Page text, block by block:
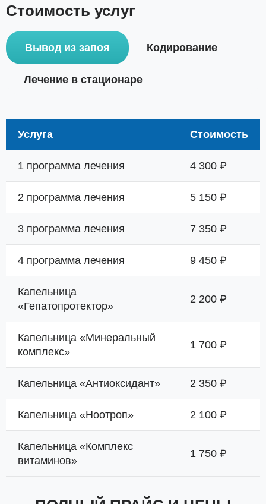
Стоимость услуг
Вывод из запоя Кодирование
Лечение в стационаре
Услуга Стоимость
1 программа лечения 4 300 ₽
2 программа лечения 5 150 ₽
3 программа лечения 7 350 ₽
4 программа лечения 9 450 ₽
Капельница
«Гепатопротектор»
2 200 ₽
Капельница «Минеральный
комплекс»
1 700 ₽
Капельница «Антиоксидант» 2 350 ₽
Капельница «Ноотроп» 2 100 ₽
Капельница «Комплекс
витаминов»
1 750 ₽